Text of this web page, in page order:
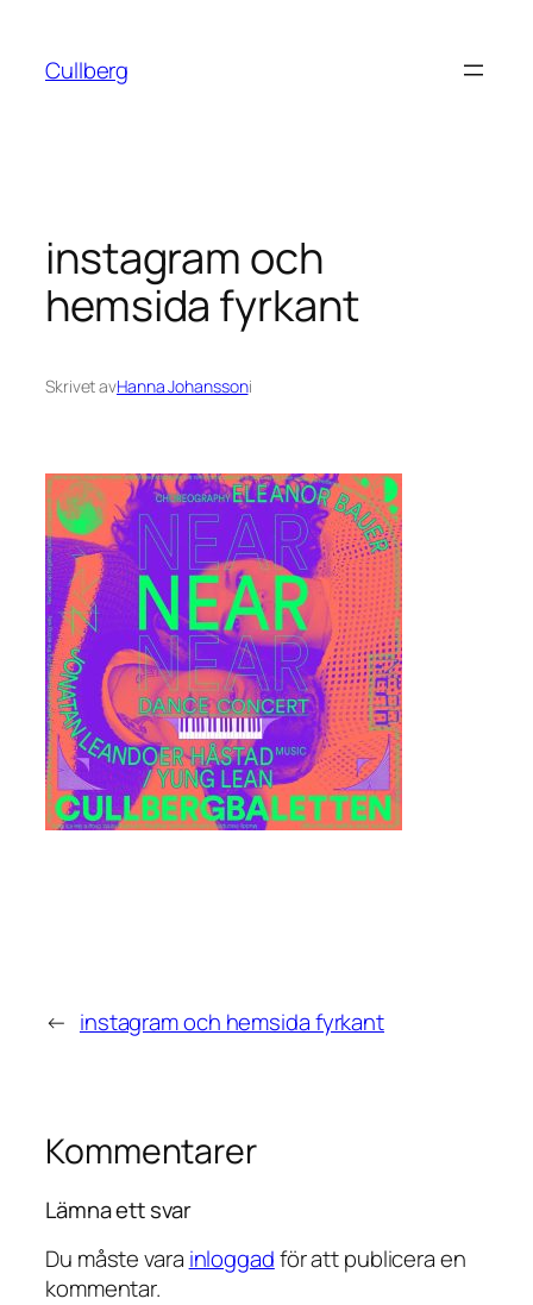
innehåll
Cullberg
instagram och
hemsida fyrkant
Skrivet avHanna Johanssoni
← instagram och hemsida fyrkant
Kommentarer
Lämna ett svar
Du måste vara inloggadför att publicera en
kommentar.